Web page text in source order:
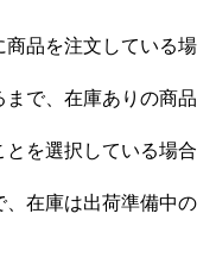
品を注文している場
で、在庫ありの商品
とを選択している場合
在庫は出荷準備中の